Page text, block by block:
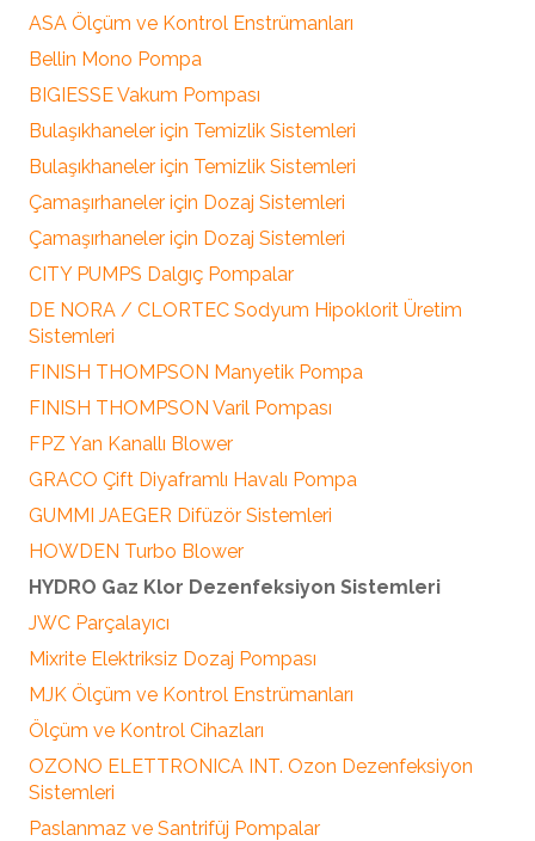
ASA Ölçüm ve Kontrol Enstrümanları
Bellin Mono Pompa
BIGIESSE Vakum Pompası
Bulaşıkhaneler için Temizlik Sistemleri
Bulaşıkhaneler için Temizlik Sistemleri
Çamaşırhaneler için Dozaj Sistemleri
Çamaşırhaneler için Dozaj Sistemleri
CITY PUMPS Dalgıç Pompalar
DE NORA / CLORTEC Sodyum Hipoklorit Üretim
Sistemleri
FINISH THOMPSON Manyetik Pompa
FINISH THOMPSON Varil Pompası
FPZ Yan Kanallı Blower
GRACO Çift Diyaframlı Havalı Pompa
GUMMI JAEGER Difüzör Sistemleri
HOWDEN Turbo Blower
HYDRO Gaz Klor Dezenfeksiyon Sistemleri
JWC Parçalayıcı
Mixrite Elektriksiz Dozaj Pompası
MJK Ölçüm ve Kontrol Enstrümanları
Ölçüm ve Kontrol Cihazları
OZONO ELETTRONICA INT. Ozon Dezenfeksiyon
Sistemleri
Paslanmaz ve Santrifüj Pompalar